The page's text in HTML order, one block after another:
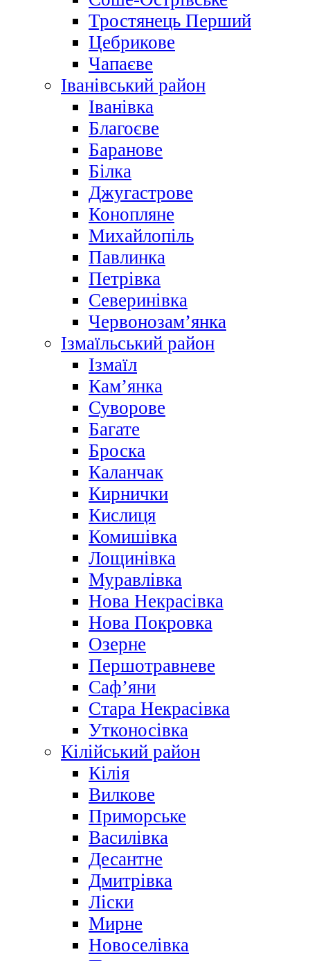
Тростянець Перший
Цебрикове
Чапаєве
Іванівський район
Іванівка
Благоєве
Баранове
Білка
Джугастрове
Конопляне
Михайлопіль
Павлинка
Петрівка
Северинівка
Червонозам’янка
Ізмаїльський район
Ізмаїл
Кам’янка
Суворове
Багате
Броска
Каланчак
Кирнички
Кислиця
Комишівка
Лощинівка
Муравлівка
Нова Некрасівка
Нова Покровка
Озерне
Першотравневе
Саф’яни
Стара Некрасівка
Утконосівка
Кілійський район
Кілія
Вилкове
Приморське
Василівка
Десантне
Дмитрівка
Ліски
Мирне
Новоселівка